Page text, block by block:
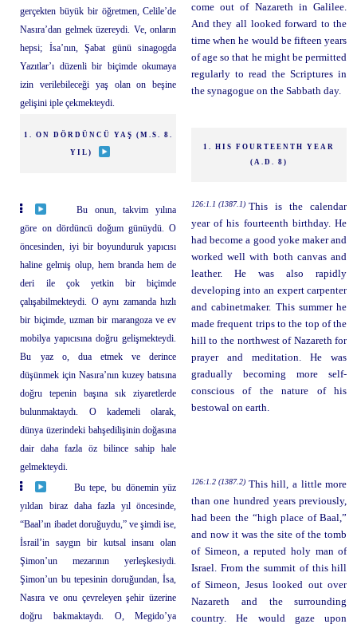
gerçekten büyük bir öğretmen, Celile’de
Nasıra’dan gelmek üzereydi. Ve, onların
hepsi; İsa’nın, Şabat günü sinagogda
Yazıtlar’ı düzenli bir biçimde okumaya
izin verilebileceği yaş olan on beşine
gelişini iple çekmekteydi.
come out of Nazareth in Galilee.
And they all looked forward to the
time when he would be fifteen years
of age so that he might be permitted
regularly to read the Scriptures in
the synagogue on the Sabbath day.
1. ON DÖRDÜNCÜ YAŞ (M.S. 8.
YIL)
1. HIS FOURTEENTH YEAR
(A.D. 8)
Bu onun, takvim yılına
göre on dördüncü doğum günüydü. O
öncesinden, iyi bir boyunduruk yapıcısı
haline gelmiş olup, hem branda hem de
deri ile çok yetkin bir biçimde
çalışabilmekteydi. O aynı zamanda hızlı
bir biçimde, uzman bir marangoza ve ev
mobilya yapıcısına doğru gelişmekteydi.
Bu yaz o, dua etmek ve derince
düşünmek için Nasıra’nın kuzey batısına
doğru tepenin başına sık ziyaretlerde
bulunmaktaydı. O kademeli olarak,
dünya üzerindeki bahşedilişinin doğasına
dair daha fazla öz bilince sahip hale
gelmekteydi.
126:1.1 (1387.1) This is the calendar
year of his fourteenth birthday. He
had become a good yoke maker and
worked well with both canvas and
leather. He was also rapidly
developing into an expert carpenter
and cabinetmaker. This summer he
made frequent trips to the top of the
hill to the northwest of Nazareth for
prayer and meditation. He was
gradually becoming more self-
conscious of the nature of his
bestowal on earth.
Bu tepe, bu dönemin yüz
yıldan biraz daha fazla yıl öncesinde,
“Baal’ın ibadet doruğuydu,” ve şimdi ise,
İsrail’in saygın bir kutsal insanı olan
Şimon’un mezarının yerleşkesiydi.
Şimon’un bu tepesinin doruğundan, İsa,
Nasıra ve onu çevreleyen şehir üzerine
doğru bakmaktaydı. O, Megido’ya
126:1.2 (1387.2) This hill, a little more
than one hundred years previously,
had been the “high place of Baal,”
and now it was the site of the tomb
of Simeon, a reputed holy man of
Israel. From the summit of this hill
of Simeon, Jesus looked out over
Nazareth and the surrounding
country. He would gaze upon